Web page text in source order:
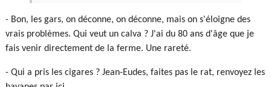
- Bon, les gars, on déconne, on déconne, mais on s'éloigne des
vrais problèmes. Qui veut un calva ? J'ai du 80 ans d'âge que je
fais venir directement de la ferme. Une rareté.
- Qui a pris les cigares ? Jean-Eudes, faites pas le rat, renvoyez les